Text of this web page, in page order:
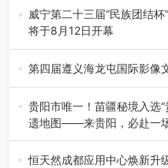
威宁第二十三届“民族团结
将于8月12日开幕
8月7日，威宁彝族回族苗族
杯”篮球赛暨2026年“村B…
第四届遵义海龙屯国际影像
8月7日，第四届遵义海龙屯
界文化遗产地海龙屯核心景
贵阳市唯一！苗疆秘境入选
遗地图——来贵阳，必赴一
2026年7月21日，2026年“
地”（贵州站）主题…
恒天然成都应用中心焕新升